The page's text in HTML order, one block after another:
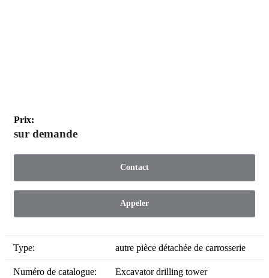
Prix:
sur demande
Contact
Appeler
Type: autre pièce détachée de carrosserie
Numéro de catalogue: Excavator drilling tower